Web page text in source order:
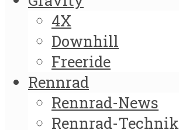
4X
Downhill
Freeride
Rennrad
Rennrad-News
Rennrad-Technik